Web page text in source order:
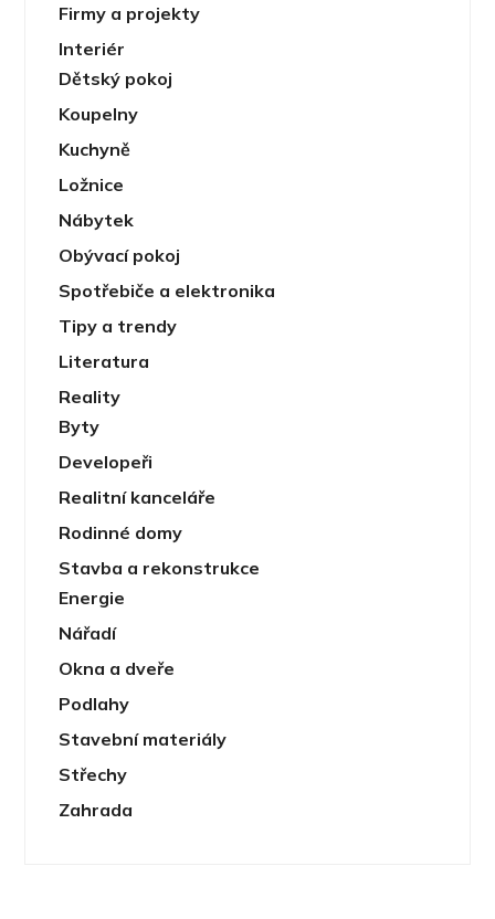
Firmy a projekty
Interiér
Dětský pokoj
Koupelny
Kuchyně
Ložnice
Nábytek
Obývací pokoj
Spotřebiče a elektronika
Tipy a trendy
Literatura
Reality
Byty
Developeři
Realitní kanceláře
Rodinné domy
Stavba a rekonstrukce
Energie
Nářadí
Okna a dveře
Podlahy
Stavební materiály
Střechy
Zahrada